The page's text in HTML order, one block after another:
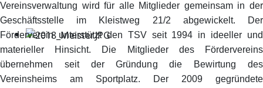
Vereinsverwaltung wird für alle Mitglieder gemeinsam in der
Geschäftsstelle im Kleistweg 21/2 abgewickelt. Der
Förderverein unterstützt den TSV seit 1994 in ideeller und
materieller Hinsicht. Die Mitglieder des Fördervereins
übernehmen seit der Gründung die Bewirtung des
Vereinsheims am Sportplatz. Der 2009 gegründete